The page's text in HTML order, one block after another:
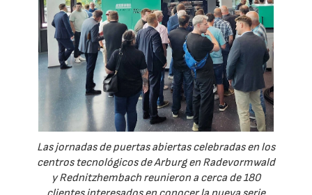
Las jornadas de puertas abiertas celebradas en los
centros tecnológicos de Arburg en Radevormwald
y Rednitzhembach reunieron a cerca de 180